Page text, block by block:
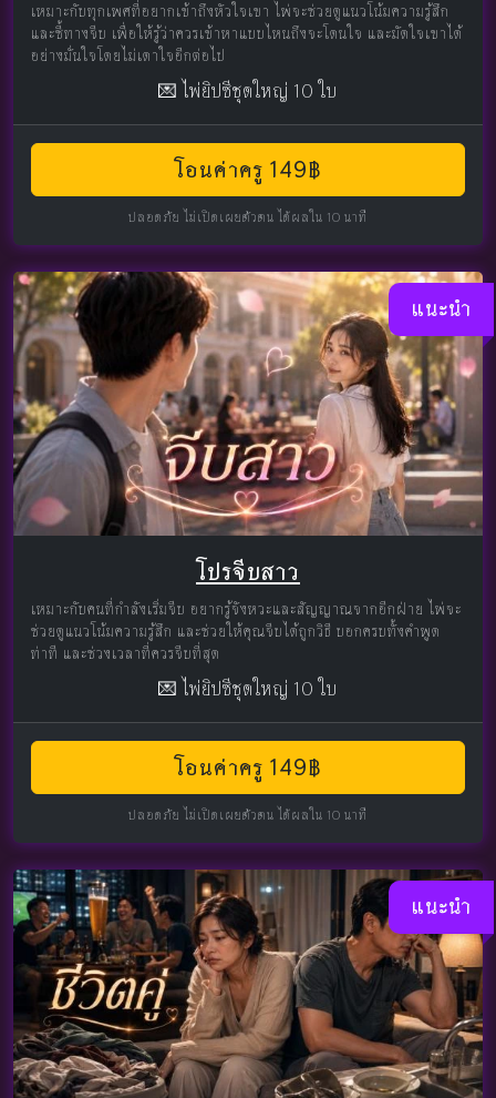
เหมาะกับทุกเพศที่อยากเข้าถึงหัวใจเขา ไพ่จะช่วยดูแนวโน้มความรู้สึก
และชี้ทางจีบ เพื่อให้รู้ว่าควรเข้าหาแบบไหนถึงจะโดนใจ และมัดใจเขาได้
อย่างมั่นใจโดยไม่เดาใจอีกต่อไป
💌 ไพ่ยิปซีชุดใหญ่ 10 ใบ
โอนค่าครู 149฿
ปลอดภัย ไม่เปิดเผยตัวตน ได้ผลใน 10 นาที
แนะนำ
โปรจีบสาว
เหมาะกับคนที่กำลังเริ่มจีบ อยากรู้จังหวะและสัญญาณจากอีกฝ่าย ไพ่จะ
ช่วยดูแนวโน้มความรู้สึก และช่วยให้คุณจีบได้ถูกวิธี บอกครบทั้งคำพูด
ท่าที และช่วงเวลาที่ควรจีบที่สุด
💌 ไพ่ยิปซีชุดใหญ่ 10 ใบ
โอนค่าครู 149฿
ปลอดภัย ไม่เปิดเผยตัวตน ได้ผลใน 10 นาที
แนะนำ